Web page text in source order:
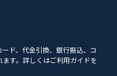
ド、代金引換、銀行振込、コ
す。詳しくはご利用ガイドを